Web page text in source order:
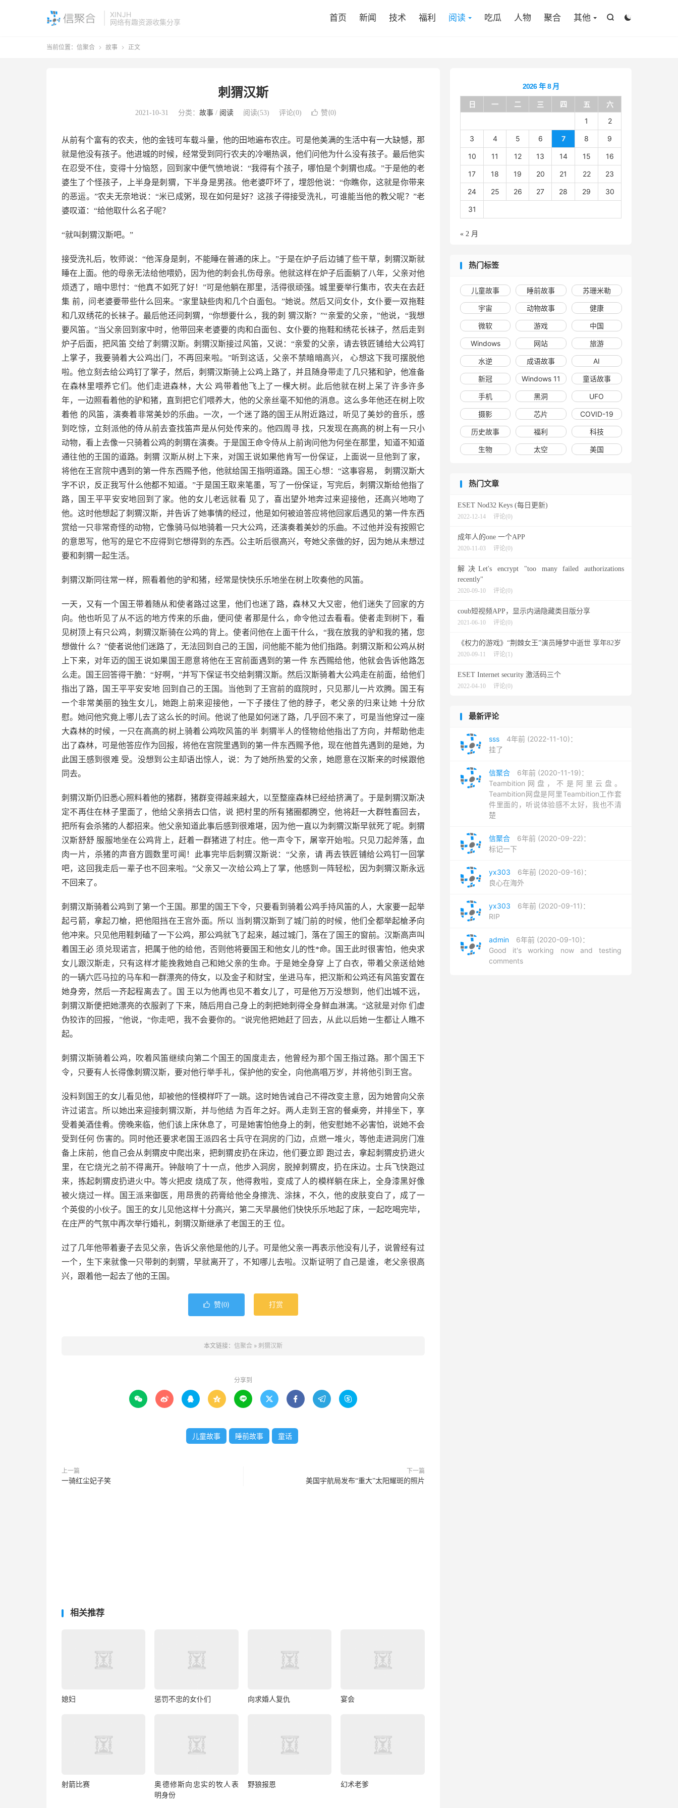
XINJH
网络有趣资源收集分享


首页 新闻 技术 福利 阅读 吃瓜 人物 聚合 其他
当前位置： 信聚合  故事  正文
刺猬汉斯
2021-10-31 分类： 故事/ 阅读 阅读(53) 评论(0)  赞(0)
从前有个富有的农夫，他的金钱可车载斗量，他的田地遍布农庄。可是他美满的生活中有一大缺憾，那
就是他没有孩子。他进城的时候，经常受到同行农夫的冷嘲热讽，他们问他为什么没有孩子。最后他实
在忍受不住，变得十分恼怒，回到家中便气愤地说：“我得有个孩子，哪怕是个刺猬也成。”于是他的老
婆生了个怪孩子，上半身是刺猬，下半身是男孩。他老婆吓坏了，埋怨他说：“你瞧你，这就是你带来
的恶运。”农夫无奈地说：“米已成粥，现在如何是好？这孩子得接受洗礼，可谁能当他的教父呢？”老
婆叹道：“给他取什么名子呢？
“就叫刺猬汉斯吧。”
接受洗礼后，牧师说：“他浑身是刺，不能睡在普通的床上。”于是在炉子后边铺了些干草，刺猬汉斯就
睡在上面。他的母亲无法给他喂奶，因为他的刺会扎伤母亲。他就这样在炉子后面躺了八年，父亲对他
烦透了，暗中思忖：“他真不如死了好！”可是他躺在那里，活得很顽强。城里要举行集市，农夫在去赶
集 前，问老婆要带些什么回来。“家里缺些肉和几个白面包。”她说。然后又问女仆，女仆要一双拖鞋
和几双绣花的长袜子。最后他还问刺猬，“你想要什么，我的刺 猬汉斯？”“亲爱的父亲，”他说，“我想
要风笛。”当父亲回到家中时，他带回来老婆要的肉和白面包、女仆要的拖鞋和绣花长袜子，然后走到
炉子后面，把风笛 交给了刺猬汉斯。刺猬汉斯接过风笛，又说：“亲爱的父亲，请去铁匠铺给大公鸡钉
上掌子，我要骑着大公鸡出门，不再回来啦。”听到这话，父亲不禁暗暗高兴， 心想这下我可摆脱他
啦。他立刻去给公鸡钉了掌子，然后，刺猬汉斯骑上公鸡上路了，并且随身带走了几只猪和驴，他准备
在森林里喂养它们。他们走进森林，大公 鸡带着他飞上了一棵大树。此后他就在树上呆了许多许多
年，一边照看着他的驴和猪，直到把它们喂养大，他的父亲丝毫不知他的消息。这么多年他还在树上吹
着他 的风笛，演奏着非常美妙的乐曲。一次，一个迷了路的国王从附近路过，听见了美妙的音乐，感
到吃惊，立刻派他的侍从前去查找笛声是从何处传来的。他四周寻 找，只发现在高高的树上有一只小
动物，看上去像一只骑着公鸡的刺猬在演奏。于是国王命令侍从上前询问他为何坐在那里，知道不知道
通往他的王国的道路。刺猬 汉斯从树上下来，对国王说如果他肯写一份保证，上面说一旦他到了家，
将他在王宫院中遇到的第一件东西赐予他，他就给国王指明道路。国王心想：“这事容易， 刺猬汉斯大
字不识，反正我写什么他都不知道。”于是国王取来笔墨，写了一份保证，写完后，刺猬汉斯给他指了
路，国王平平安安地回到了家。他的女儿老远就看 见了，喜出望外地奔过来迎接他，还高兴地吻了
他。这时他想起了刺猬汉斯，并告诉了她事情的经过，他是如何被迫答应将他回家后遇见的第一件东西
赏给一只非常奇怪的动物，它像骑马似地骑着一只大公鸡，还演奏着美妙的乐曲。不过他并没有按照它
的意思写，他写的是它不应得到它想得到的东西。公主听后很高兴，夸她父亲做的好，因为她从未想过
要和刺猬一起生活。
刺猬汉斯同往常一样，照看着他的驴和猪，经常是快快乐乐地坐在树上吹奏他的风笛。
一天，又有一个国王带着随从和使者路过这里，他们也迷了路，森林又大又密，他们迷失了回家的方
向。他也听见了从不远的地方传来的乐曲，便问使 者那是什么，命令他过去看看。使者走到树下，看
见树顶上有只公鸡，刺猬汉斯骑在公鸡的背上。使者问他在上面干什么，“我在放我的驴和我的猪，您
想做什 么？”使者说他们迷路了，无法回到自己的王国，问他能不能为他们指路。刺猬汉斯和公鸡从树
上下来，对年迈的国王说如果国王愿意将他在王宫前面遇到的第一件 东西赐给他，他就会告诉他路怎
么走。国王回答得干脆：“好啊，”并写下保证书交给刺猬汉斯。然后汉斯骑着大公鸡走在前面，给他们
指出了路，国王平平安安地 回到自己的王国。当他到了王宫前的庭院时，只见那儿一片欢腾。国王有
一个非常美丽的独生女儿，她跑上前来迎接他，一下子搂住了他的脖子，老父亲的归来让她 十分欣
慰。她问他究竟上哪儿去了这么长的时间。他说了他是如何迷了路，几乎回不来了，可是当他穿过一座
大森林的时候，一只在高高的树上骑着公鸡吹风笛的半 刺猬半人的怪物给他指出了方向，并帮助他走
出了森林，可是他答应作为回报，将他在宫院里遇到的第一件东西赐予他，现在他首先遇到的是她，为
此国王感到很难 受。没想到公主却语出惊人，说：为了她所热爱的父亲，她愿意在汉斯来的时候跟他
同去。
刺猬汉斯仍旧悉心照料着他的猪群，猪群变得越来越大，以至整座森林已经给挤满了。于是刺猬汉斯决
定不再住在林子里面了，他给父亲捎去口信，说 把村里的所有猪圈都腾空，他将赶一大群牲畜回去，
把所有会杀猪的人都招来。他父亲知道此事后感到很难堪，因为他一直以为刺猬汉斯早就死了呢。刺猬
汉斯舒舒 服服地坐在公鸡背上，赶着一群猪进了村庄。他一声令下，屠宰开始啦。只见刀起斧落，血
肉一片，杀猪的声音方圆数里可闻！此事完毕后刺猬汉斯说：“父亲，请 再去铁匠铺给公鸡钉一回掌
吧，这回我走后一辈子也不回来啦。”父亲又一次给公鸡上了掌，他感到一阵轻松，因为刺猬汉斯永远
不回来了。
刺猬汉斯骑着公鸡到了第一个王国。那里的国王下令，只要看到骑着公鸡手持风笛的人，大家要一起举
起弓箭，拿起刀槍，把他阻挡在王宫外面。所以 当刺猬汉斯到了城门前的时候，他们全都举起槍矛向
他冲来。只见他用鞋刺磕了一下公鸡，那公鸡就飞了起来，越过城门，落在了国王的窗前。汉斯高声叫
着国王必 须兑现诺言，把属于他的给他，否则他将要国王和他女儿的性*命。国王此时很害怕，他央求
女儿跟汉斯走，只有这样才能挽救她自己和她父亲的生命。于是她全身穿 上了白衣，带着父亲送给她
的一辆六匹马拉的马车和一群漂亮的侍女，以及金子和财宝，坐进马车，把汉斯和公鸡还有风笛安置在
她身旁，然后一齐起程离去了。国 王以为他再也见不着女儿了，可是他万万没想到，他们出城不远，
刺猬汉斯便把她漂亮的衣服剥了下来，随后用自己身上的刺把她刺得全身鲜血淋漓。“这就是对你 们虚
伪狡诈的回报，”他说，“你走吧，我不会要你的。”说完他把她赶了回去，从此以后她一生都让人瞧不
起。
刺猬汉斯骑着公鸡，吹着风笛继续向第二个国王的国度走去，他曾经为那个国王指过路。那个国王下
令，只要有人长得像刺猬汉斯，要对他行举手礼，保护他的安全，向他高唱万岁，并将他引到王宫。
没料到国王的女儿看见他，却被他的怪模样吓了一跳。这时她告诫自己不得改变主意，因为她曾向父亲
许过诺言。所以她出来迎接刺猬汉斯，并与他结 为百年之好。两人走到王宫的餐桌旁，并排坐下，享
受着美酒佳肴。傍晚来临，他们该上床休息了，可是她害怕他身上的刺，他安慰她不必害怕，说她不会
受到任何 伤害的。同时他还要求老国王派四名士兵守在洞房的门边，点燃一堆火，等他走进洞房门准
备上床前，他自己会从刺猬皮中爬出来，把刺猬皮扔在床边，他们要立即 跑过去，拿起刺猬皮扔进火
里，在它烧光之前不得离开。钟敲响了十一点，他步入洞房，脱掉刺猬皮，扔在床边。士兵飞快跑过
来，拣起刺猬皮扔进火中。等火把皮 烧成了灰，他得救啦，变成了人的模样躺在床上，全身漆黑好像
被火烧过一样。国王派来御医，用昂贵的药膏给他全身擦洗、涂抹，不久，他的皮肤变白了，成了一
个英俊的小伙子。国王的女儿见他这样十分高兴，第二天早晨他们快快乐乐地起了床，一起吃喝完毕，
在庄严的气氛中再次举行婚礼，刺猬汉斯继承了老国王的王 位。
过了几年他带着妻子去见父亲，告诉父亲他是他的儿子。可是他父亲一再表示他没有儿子，说曾经有过
一个，生下来就像一只带刺的刺猬，早就离开了，不知哪儿去啦。汉斯证明了自己是谁，老父亲很高
兴，跟着他一起去了他的王国。
 赞(0) 打赏
本文链接： 信聚合 » 刺猬汉斯
分享到
        
儿童故事 睡前故事 童话
上一篇
一骑红尘妃子笑
下一篇
美国宇航局发布“重大”太阳耀斑的照片
相关推荐
媳妇 惩罚不忠的女仆们 向求婚人复仇 宴会
射箭比赛
奥德修斯向忠实的牧人表
明身份
野狼报恩 幻术老爹
2026 年 8 月
日 一 二 三 四 五
六
1
2
3 4 5 6 7 8 9
10 11 12 13 14 15 16
17 18 19 20 21 22 23
24 25 26 27 28 29 30
31
« 2 月
热门标签
儿童故事 睡前故事 苏珊米勒
宇宙 动物故事 健康
微软 游戏 中国
Windows 网站 旅游
水逆 成语故事 AI
新冠 Windows 11 童话故事
手机 黑洞 UFO
摄影 芯片 COVID-19
历史故事 福利 科技
生物 太空 美国
热门文章
ESET Nod32 Keys (每日更新)
2022-12-14 评论(0)
成年人的one 一个APP
2020-11-03 评论(0)
解决Let's encrypt "too many failed authorizations
recently"
2020-09-10 评论(0)
coub短视频APP，显示内涵隐藏类目版分享
2021-06-10 评论(0)
《权力的游戏》“荆棘女王”演员睡梦中逝世 享年82岁
2020-09-11 评论(1)
ESET Internet security 激活码三个
2022-04-10 评论(0)
最新评论
sss
4年前 (2022-11-10)：
挂了
信聚合
6年前 (2020-11-19)：
Teambition网盘，不是阿里云盘。
Teambition网盘是阿里Teambition工作套
件里面的，听说体验感不太好，我也不清
楚
信聚合
6年前 (2020-09-22)：
标记一下
yx303
6年前 (2020-09-16)：
良心在海外
yx303
6年前 (2020-09-11)：
RIP
admin
6年前 (2020-09-10)：
Good it's working now and testing
comments